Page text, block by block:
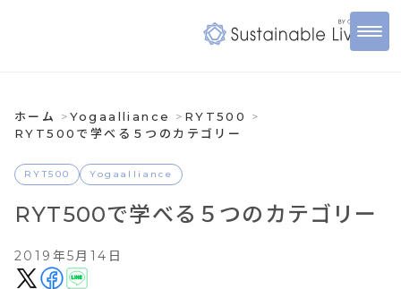
ホーム Yogaalliance
RYT500
RYT500で学べる５つのカテゴリー
RYT500 Yogaalliance
RYT500で学べる５つのカテゴリー
2019年5月14日